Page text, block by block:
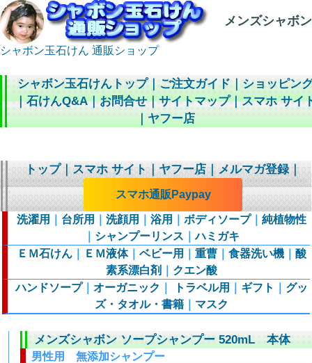
シャボン玉石けん 通販ショップ
メンズシャボ
シャボン玉石けんトップ｜ご注文ガイド｜ショッピン
｜石けんQ&A｜お問合せ｜サイトマップ｜スマホ サイ
｜ヤフー店
トップ｜スマホ サイト｜ヤフー店｜メルマガ登録｜
スマホ通販Paypay
洗濯用 台所用 洗顔用 浴用 ボディソープ｜ 純植物性
シャンプーリンス ｜ハミガキ
ＥＭ石けん
ＥＭ液体｜ ベビー用 重曹 食器洗い機
酸
素系漂白剤
クエン酸
ハンドソープ｜ オーガニック トラベル用 ギフト
グッ
ズ・タオル・書籍
マスク
メンズシャボン ソープシャンプー 520mL 本体
男性用 無添加シャンプー